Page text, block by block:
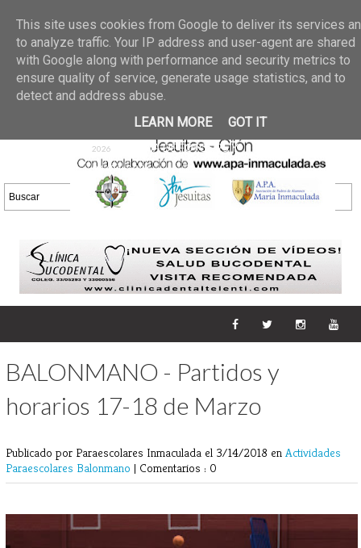
02 jun 2026
GALERIA DE FOTOS
30/05/2026
25 may 2026
GALERIA
DE FOTOS 23/05/2026
20 may
2026
GALERIA DE FOTOS
16/05/2026
DE FOTOS 09/05/2026
28 abr
2026
GALERIA DE FOTOS 25 Y
26/04/2026
BALONMANO - Partidos y
horarios 17-18 de Marzo
Publicado por Paraescolares Inmaculada el 3/14/2018 en Actividades
Paraescolares Balonmano | Comentarios : 0
This site uses cookies from Google to deliver its services
to analyze traffic. Your IP address and user-agent are shared
with Google along with performance and security metrics to
ensure quality of service, generate usage statistics, and to
detect and address abuse.
LEARN MORE
GOT IT